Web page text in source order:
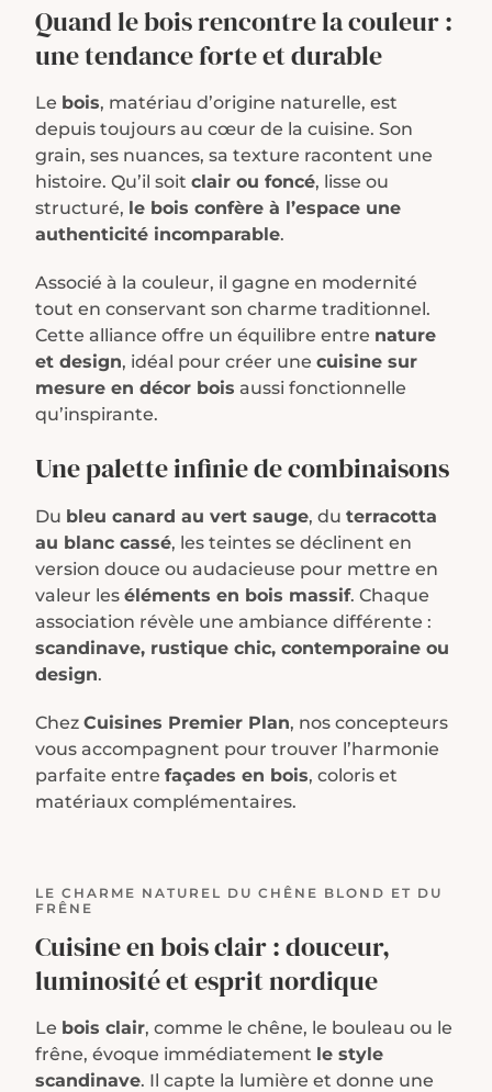
Quand le bois rencontre la couleur :
une tendance forte et durable
Le bois, matériau d’origine naturelle, est
depuis toujours au cœur de la cuisine. Son
grain, ses nuances, sa texture racontent une
histoire. Qu’il soit clair ou foncé, lisse ou
structuré, le bois confère à l’espace une
authenticité incomparable.
Associé à la couleur, il gagne en modernité
tout en conservant son charme traditionnel.
Cette alliance offre un équilibre entre nature
et design, idéal pour créer une cuisine sur
mesure en décor bois aussi fonctionnelle
qu’inspirante.
Une palette infinie de combinaisons
Du bleu canard au vert sauge, du terracotta
au blanc cassé, les teintes se déclinent en
version douce ou audacieuse pour mettre en
valeur les éléments en bois massif. Chaque
association révèle une ambiance différente :
scandinave, rustique chic, contemporaine ou
design.
Chez Cuisines Premier Plan, nos concepteurs
vous accompagnent pour trouver l’harmonie
parfaite entre façades en bois, coloris et
matériaux complémentaires.
LE CHARME NATUREL DU CHÊNE BLOND ET DU
FRÊNE
Cuisine en bois clair : douceur,
luminosité et esprit nordique
Le bois clair, comme le chêne, le bouleau ou le
frêne, évoque immédiatement le style
scandinave. Il capte la lumière et donne une